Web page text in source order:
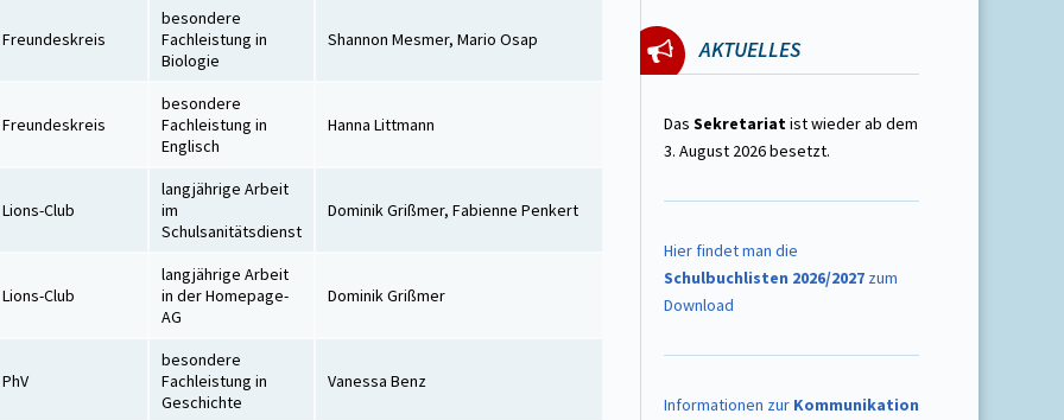
Freundeskreis
besondere
Fachleistung in
Biologie
Shannon Mesmer, Mario Osap
Freundeskreis
besondere
Fachleistung in
Englisch
Hanna Littmann
Lions-Club
langjährige Arbeit
im
Schulsanitätsdienst
Dominik Grißmer, Fabienne Penkert
Lions-Club
langjährige Arbeit
in der Homepage-
AG
Dominik Grißmer
PhV
besondere
Fachleistung in
Geschichte
Vanessa Benz
AKTUELLES
Das Sekretariatist wieder ab dem
3. August 2026 besetzt.
Hier findet man die
Schulbuchlisten 2026/2027 zum
Download
Informationen zur Kommunikation